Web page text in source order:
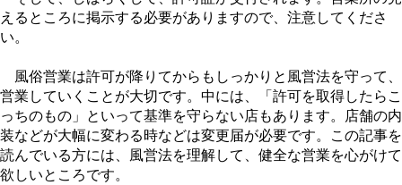
えるところに掲示する必要がありますので、注意してくださ
い。
風俗営業は許可が降りてからもしっかりと風営法を守って、
営業していくことが大切です。中には、「許可を取得したらこ
っちのもの」といって基準を守らない店もあります。店舗の内
装などが大幅に変わる時などは変更届が必要です。この記事を
読んでいる方には、風営法を理解して、健全な営業を心がけて
欲しいところです。